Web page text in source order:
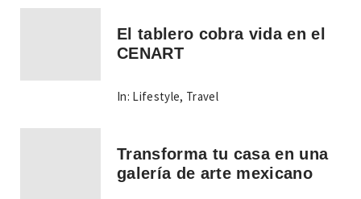
El tablero cobra vida en el
CENART
In: Lifestyle, Travel
Transforma tu casa en una
galería de arte mexicano